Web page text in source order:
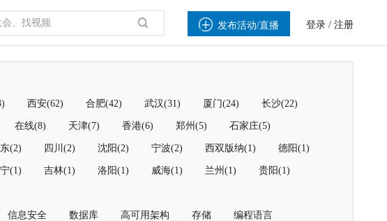
 发布活动/直播 登录 / 注册
西安(62) 合肥(42) 武汉(31) 厦门(24) 长沙(22)
在线(8) 天津(7) 香港(6) 郑州(5) 石家庄(5)
(2) 四川(2) 沈阳(2) 宁波(2) 西双版纳(1) 德阳(1)
(1) 吉林(1) 洛阳(1) 威海(1) 兰州(1) 贵阳(1)
信息安全 数据库 高可用架构 存储 编程语言